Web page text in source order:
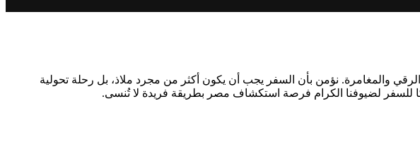
والمغامرة. نؤمن بأن السفر يجب أن يكون أكثر من مجرد ملاذ، بل رحلة تحولية
للسفر لضيوفنا الكرام فرصة استكشاف مصر بطريقة فريدة لا تُنسى.